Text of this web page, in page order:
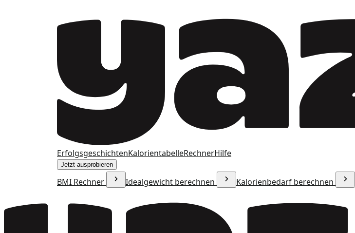
ErfolgsgeschichtenKalorientabelleRechnerHilfe
Jetzt ausprobieren
BMI Rechner Idealgewicht berechnen Kalorienbedarf berechnen